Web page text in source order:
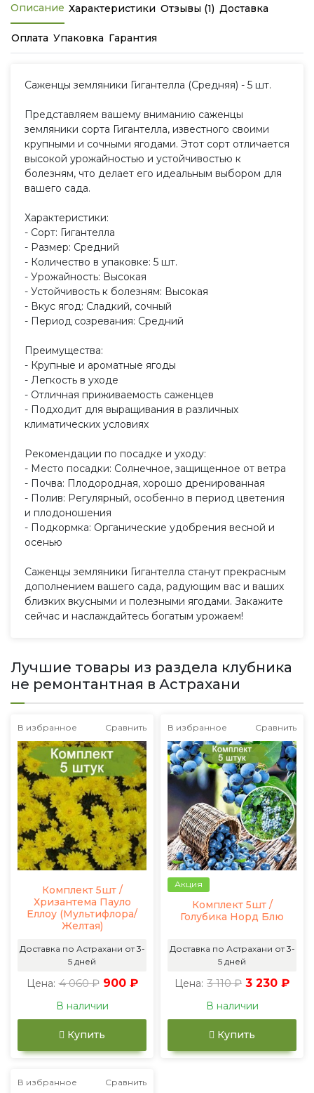
Описание Характеристики Отзывы (1) Доставка
Оплата Упаковка Гарантия
Саженцы земляники Гигантелла (Средняя) - 5 шт.
Представляем вашему вниманию саженцы
земляники сорта Гигантелла, известного своими
крупными и сочными ягодами. Этот сорт отличается
высокой урожайностью и устойчивостью к
болезням, что делает его идеальным выбором для
вашего сада.
Характеристики:
- Сорт: Гигантелла
- Размер: Средний
- Количество в упаковке: 5 шт.
- Урожайность: Высокая
- Устойчивость к болезням: Высокая
- Вкус ягод: Сладкий, сочный
- Период созревания: Средний
Преимущества:
- Крупные и ароматные ягоды
- Легкость в уходе
- Отличная приживаемость саженцев
- Подходит для выращивания в различных
климатических условиях
Рекомендации по посадке и уходу:
- Место посадки: Солнечное, защищенное от ветра
- Почва: Плодородная, хорошо дренированная
- Полив: Регулярный, особенно в период цветения
и плодоношения
- Подкормка: Органические удобрения весной и
осенью
Саженцы земляники Гигантелла станут прекрасным
дополнением вашего сада, радующим вас и ваших
близких вкусными и полезными ягодами. Закажите
сейчас и наслаждайтесь богатым урожаем!
Лучшие товары из раздела клубника
не ремонтантная в Астрахани
В избранное Сравнить
Комплект 5шт /
Хризантема Пауло
Еллоу (Мультифлора/
Желтая)
Доставка по Астрахани от 3-
5 дней
Цена: 4 060 ₽ 900 ₽
В наличии
Купить
В избранное Сравнить
Акция
Комплект 5шт /
Голубика Норд Блю
Доставка по Астрахани от 3-
5 дней
Цена: 3 110 ₽ 3 230 ₽
В наличии
Купить
В избранное Сравнить